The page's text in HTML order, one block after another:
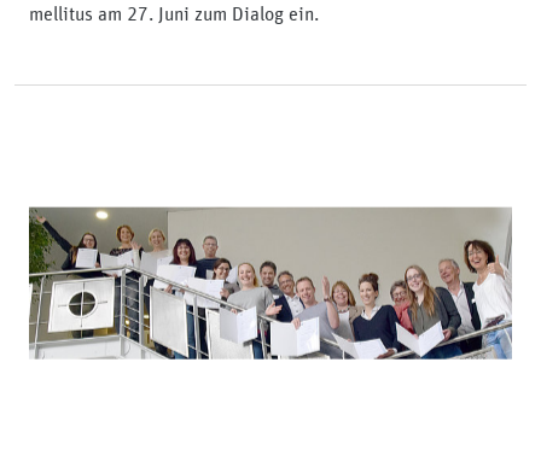
mellitus am 27. Juni zum Dialog ein.